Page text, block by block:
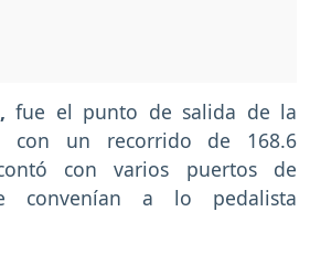
fue el punto de salida de la
con un recorrido de 168.6
con varios puertos de
convenían a lo pedalista